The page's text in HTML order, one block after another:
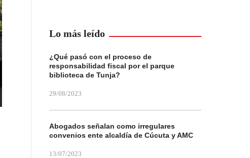
Lo más leído
¿Qué pasó con el proceso de
responsabilidad fiscal por el parque
biblioteca de Tunja?
29/08/2023
Abogados señalan como irregulares
convenios ente alcaldía de Cúcuta y AMC
13/07/2023